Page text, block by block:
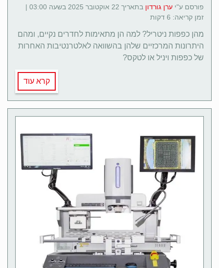
פורסם ע"י ערן גורדון
בתאריך 22 אוקטובר 2025 בשעה 03:00 |
זמן קריאה: 6 דקות
מהן כפפות ניטריל? למה הן מתאימות לחדרים נקיים, ומהם
היתרונות המרכזיים שלהן בהשוואה לאלטרנטיבות האחרות
של כפפות ויניל או לטקס?
קרא עוד